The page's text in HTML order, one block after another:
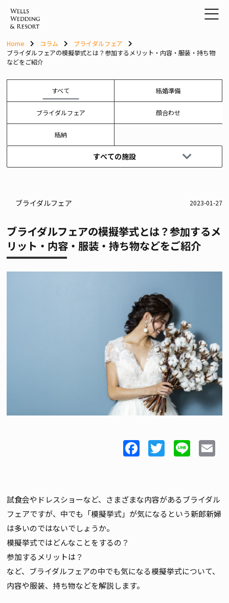
content
Home コラム
ブライダルフェア
ブライダルフェアの模擬挙式とは？参加するメリット・内容・服装・持ち物
などをご紹介
すべて 結婚準備
ブライダルフェア 顔合わせ
結納
すべての施設
ブライダルフェア 2023-01-27
ブライダルフェアの模擬挙式とは？参加するメ
リット・内容・服装・持ち物などをご紹介
Facebook
Twitter
Line
試食会やドレスショーなど、さまざまな内容があるブライダル
フェアですが、中でも「模擬挙式」が気になるという新郎新婦
は多いのではないでしょうか。
模擬挙式ではどんなことをするの？
参加するメリットは？
など、ブライダルフェアの中でも気になる模擬挙式について、
内容や服装、持ち物などを解説します。